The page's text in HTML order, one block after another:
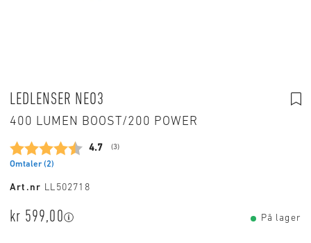
LEDLENSER NEO3
400 LUMEN BOOST/200 POWER
Gjennomsnittskarakter:
4.7 (stemmer:
3)
Omtaler (2)
Art.nr LL502718
kr 599,00 På lager